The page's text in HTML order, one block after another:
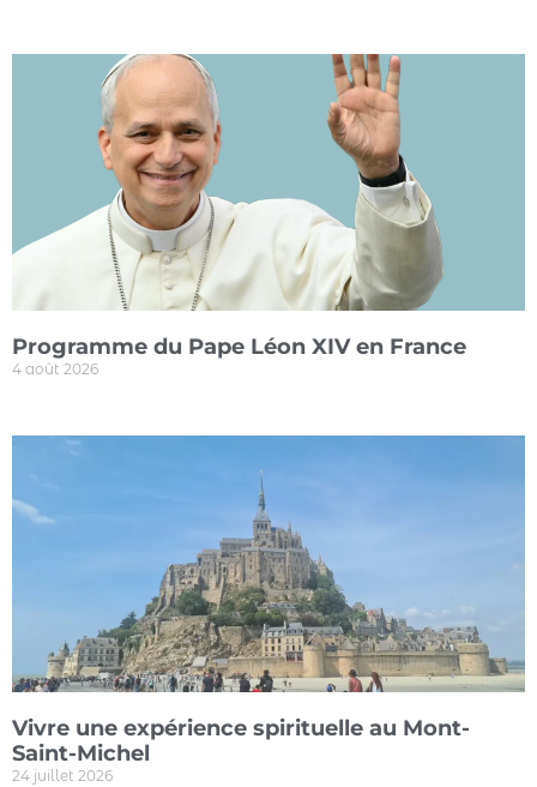
Programme du Pape Léon XIV en France
4 août 2026
Vivre une expérience spirituelle au Mont-
Saint-Michel
24 juillet 2026